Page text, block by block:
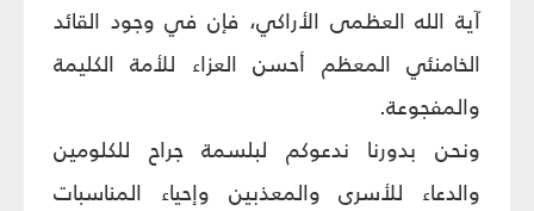
آية الله العظمى الأراكي، فإن في وجود القائد
الخامنئي المعظم أحسن العزاء للأمة الكليمة
والمفجوعة.
ونحن بدورنا ندعوكم لبلسمة جراح للكلومين
والدعاء للأسرى والمعذبين وإحياء المناسبات